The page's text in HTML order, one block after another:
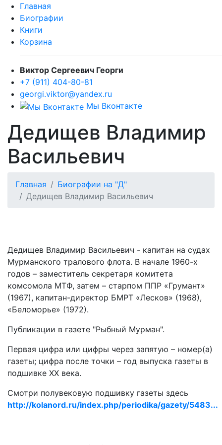
Главная
Биографии
Книги
Корзина
Виктор Сергеевич Георги
+7 (911) 404-80-81
georgi.viktor@yandex.ru
Мы Вконтакте
Дедищев Владимир
Васильевич
Главная
Биографии на "Д"
Дедищев Владимир Васильевич
Дедищев Владимир Васильевич - капитан на судах
Мурманского тралового флота. В начале 1960-х
годов – заместитель секретаря комитета
комсомола МТФ, затем – старпом ППР «Грумант»
(1967), капитан-директор БМРТ «Лесков» (1968),
«Беломорье» (1972).
Публикации в газете "Рыбный Мурман".
Первая цифра или цифры через запятую – номер(а)
газеты; цифра после точки – год выпуска газеты в
подшивке ХХ века.
Смотри полувековую подшивку газеты здесь
http://kolanord.ru/index.php/periodika/gazety/5483...